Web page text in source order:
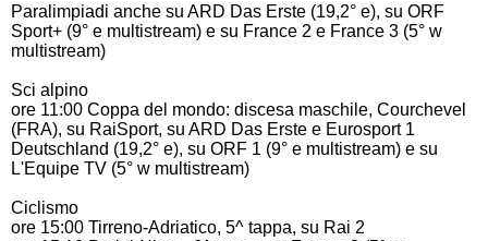
Paralimpiadi anche su ARD Das Erste (19,2° e), su ORF
Sport+ (9° e multistream) e su France 2 e France 3 (5° w
multistream)
Sci alpino
ore 11:00 Coppa del mondo: discesa maschile, Courchevel
(FRA), su RaiSport, su ARD Das Erste e Eurosport 1
Deutschland (19,2° e), su ORF 1 (9° e multistream) e su
L'Equipe TV (5° w multistream)
Ciclismo
ore 15:00 Tirreno-Adriatico, 5^ tappa, su Rai 2